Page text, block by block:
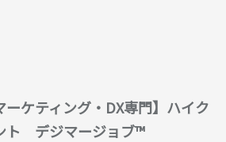
、以下同じ）に使用させ、又は
いものとします。
べての責任を負うこととしま
ーケティング・DX専門】ハイク
ト デジマージョブ™